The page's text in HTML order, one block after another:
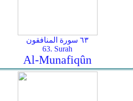
٦٣ سورة المنافقون
63. Surah
Al-Munafiqûn